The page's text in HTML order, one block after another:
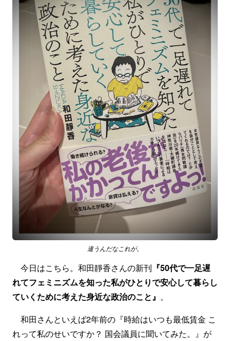
違うんだなこれが。
今日はこちら。和田靜香さんの新刊 『50代で一足遅
れてフェミニズムを知った私がひとりで安心して暮らし
ていくために考えた身近な政治のこと』 。
和田さんといえば2年前の『時給はいつも最低賃金 こ
れって私のせいですか？ 国会議員に聞いてみた。』が